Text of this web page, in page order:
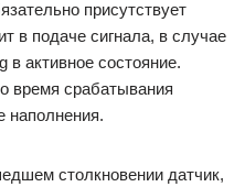
присутствует
в подаче сигнала, в случае
в активное состояние.
время срабатывания
наполнения.
столкновении датчик,